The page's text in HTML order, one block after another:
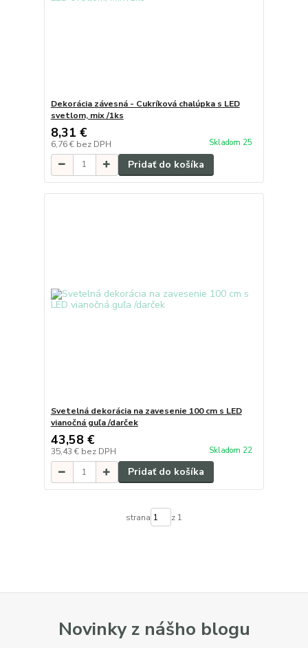
Dekorácia závesná - Cukríková chalúpka s LED
svetlom, mix /1ks
8,31 €
6,76 € bez DPH Skladom 25
Pridať do košíka
Svetelná dekorácia na zavesenie 100 cm s LED
vianočná guľa /darček
43,58 €
35,43 € bez DPH Skladom 22
Pridať do košíka
strana z 1
Novinky z nášho blogu